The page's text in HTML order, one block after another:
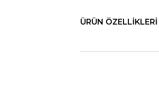
ÜRÜN ÖZELLIKLERI